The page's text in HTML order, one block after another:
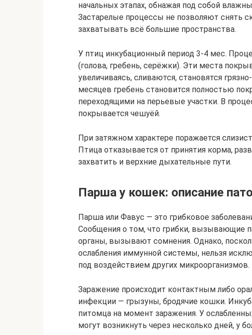
начальных этапах, обнажая под собой
Застарелые процессы не позволяют снять
захватывать всё большие пространства.
У птиц инкубационный период 3-4 мес.
(голова, гребень, серёжки). Эти места
увеличиваясь, сливаются, становятся
месяцев гребень становится полностью
переходящими на перьевые участки. В
покрывается чешуёй.
При затяжном характере поражается
Птица отказывается от принятия корма,
захватить и верхние дыхательные пути.
Парша у кошек: описание
Парша или Фавус — это грибковое
Сообщения о том, что грибки, вызывающие
органы, вызывают сомнения. Однако,
ослабления иммунной системы, нельзя
под воздействием других микроорганизмов.
Заражение происходит контактным либо
инфекции — грызуны, бродячие кошки.
питомца на момент заражения. У
могут возникнуть через несколько дней, у